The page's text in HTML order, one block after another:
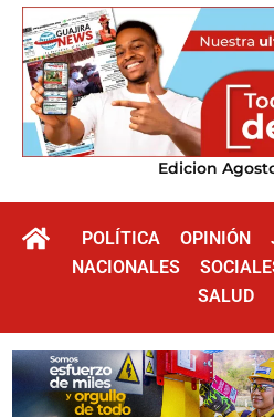
Edicion
POLÍTICA OPINIÓN
NACIONALES
SALUD